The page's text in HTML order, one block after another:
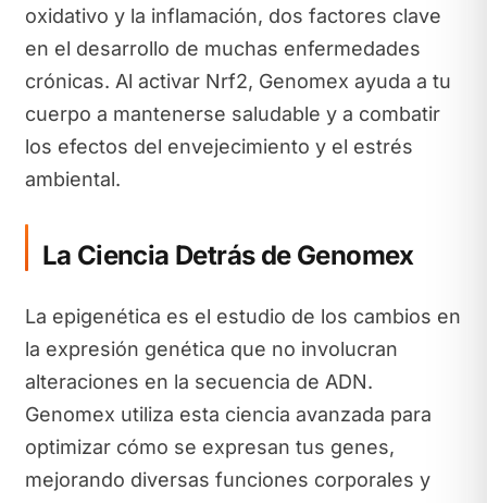
oxidativo y la inflamación, dos factores clave
en el desarrollo de muchas enfermedades
crónicas. Al activar Nrf2, Genomex ayuda a tu
cuerpo a mantenerse saludable y a combatir
los efectos del envejecimiento y el estrés
ambiental.
La Ciencia Detrás de Genomex
La epigenética es el estudio de los cambios en
la expresión genética que no involucran
alteraciones en la secuencia de ADN.
Genomex utiliza esta ciencia avanzada para
optimizar cómo se expresan tus genes,
mejorando diversas funciones corporales y